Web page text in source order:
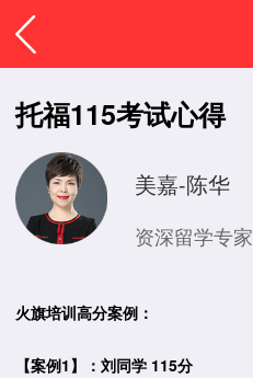
托福115考试心得
美嘉-陈华
资深留学专家
火旗培训高分案例：
【案例1】：刘同学 115分